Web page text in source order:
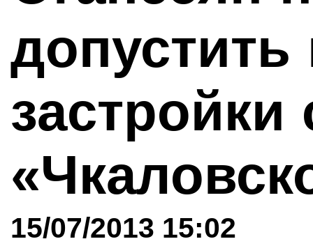
допустить
застройки
15/07/2013 15:02